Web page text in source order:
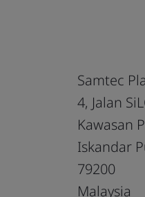
Samtec
4, Jalan
Kawasan
Iskandar
79200
Malaysia